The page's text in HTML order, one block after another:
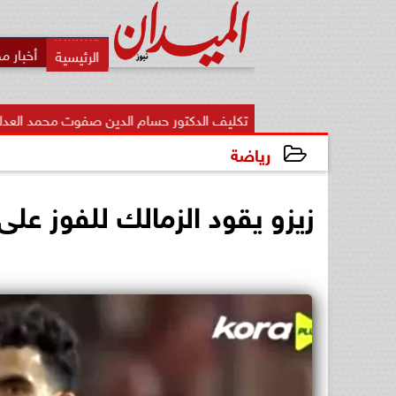
أخبار
تكليف الدكتور حسام الدين صفوت محمد العدلي مديرًا لمديرية
رياضة
زيزو يقود الزمالك للفوز